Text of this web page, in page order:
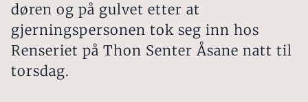
døren og på gulvet etter at
gjerningspersonen tok seg inn hos
Renseriet på Thon Senter Åsane natt til
torsdag.